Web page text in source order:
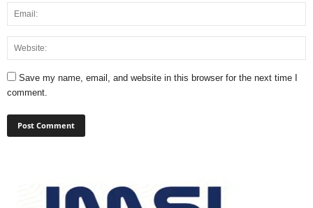
Save my name, email, and website in this browser for the next time I
comment.